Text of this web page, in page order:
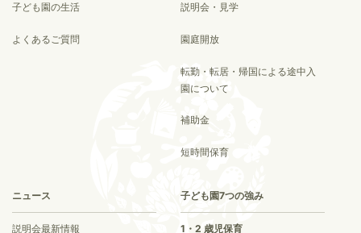
子ども園の生活
よくあるご質問
説明会・見学
園庭開放
転勤・転居・帰国による途中入
園について
補助金
短時間保育
ニュース
説明会最新情報
子ども園7つの強み
1・2 歳児保育